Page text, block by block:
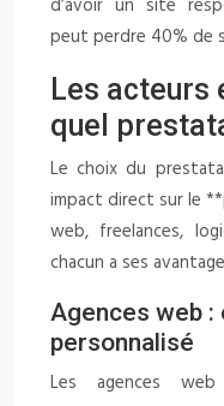
d’avoir un site
peut perdre 40% de
Les acteurs
quel
Le choix du
impact direct sur le
web, freelances,
chacun a ses
Agences web
personnalisé
Les agences